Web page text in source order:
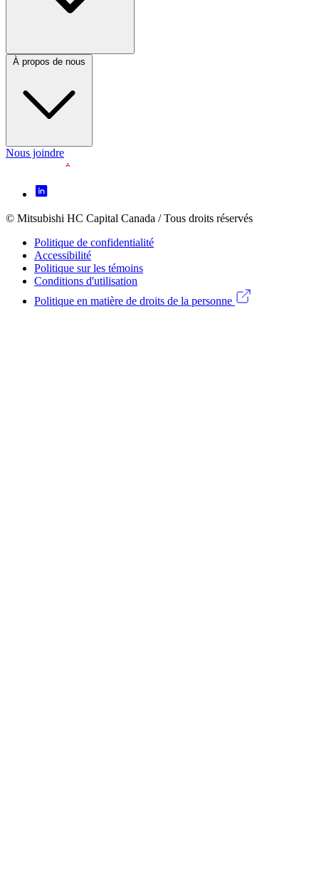
À propos de nous
Nous joindre
Footer
Icon
menu
(CA)
Footer
Legal
menu
(CA)
© Mitsubishi HC Capital Canada / Tous droits réservés
Politique de confidentialité
Accessibilité
Politique sur les témoins
Conditions d'utilisation
Politique en matière de droits de la personne